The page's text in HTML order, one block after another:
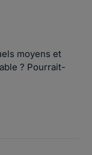
moyens et
? Pourrait-